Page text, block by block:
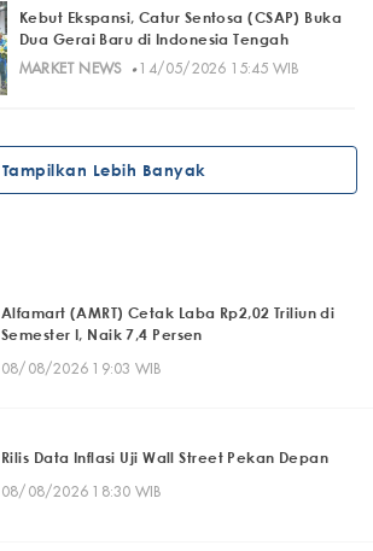
Kebut Ekspansi, Catur Sentosa (CSAP) Buka
Dua Gerai Baru di Indonesia Tengah
MARKET NEWS· 14/05/2026 15:45 WIB
Tampilkan Lebih Banyak
Alfamart (AMRT) Cetak Laba Rp2,02 Triliun di
Semester I, Naik 7,4 Persen
08/08/2026 19:03 WIB
Rilis Data Inflasi Uji Wall Street Pekan Depan
08/08/2026 18:30 WIB